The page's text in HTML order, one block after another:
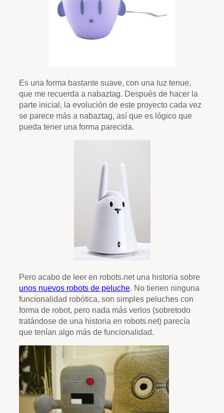
Es una forma bastante suave, con una luz tenue,
que me recuerda a nabaztag. Después de hacer la
parte inicial, la evolución de este proyecto cada vez
se parece más a nabaztag, así que es lógico que
pueda tener una forma parecida.
Pero acabo de leer en robots.net una historia sobre
unos nuevos robots de peluche. No tienen ninguna
funcionalidad robótica, son simples peluches con
forma de robot, pero nada más verlos (sobretodo
tratándose de una historia en robots.net) parecía
que tenían algo más de funcionalidad.